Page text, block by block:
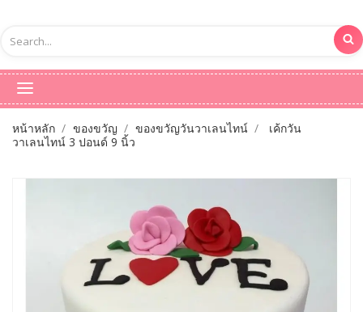
หน้าหลัก ของขวัญ ของขวัญวันวาเลนไทน์
เค้กวัน
วาเลนไทน์ 3 ปอนด์ 9 นิ้ว